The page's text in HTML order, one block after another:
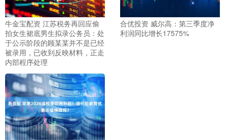
牛金宝配资 江苏税务再回应偷
拍女生裙底男生拟录公务员：处
于公示阶段的顾某某并不是已经
被录用，已收到反映材料，正走
内部程序处理
合优投资 威尔高：第三季度净
利润同比增长17575%